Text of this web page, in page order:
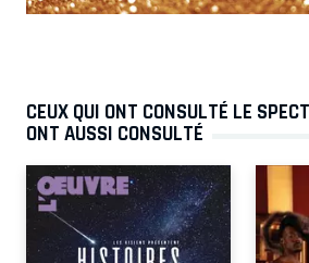
CEUX QUI ONT CONSULTÉ LE
ONT AUSSI CONSULTÉ